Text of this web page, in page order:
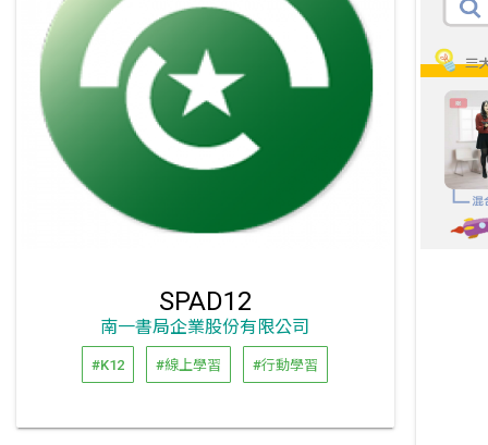
SPAD12
南一書局企業股份有限公司
#K12 #線上學習 #行動學習